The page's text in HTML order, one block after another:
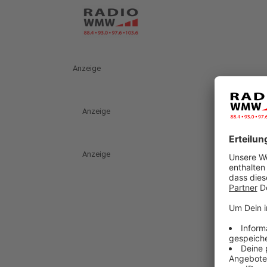
Anzeige
Anzeige
Anzeige